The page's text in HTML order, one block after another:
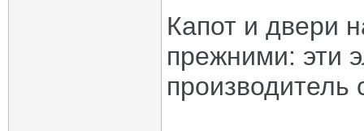
Капот и двери
прежними: эти
производитель